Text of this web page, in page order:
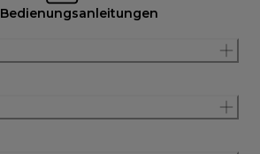
Bedienungsanleitungen